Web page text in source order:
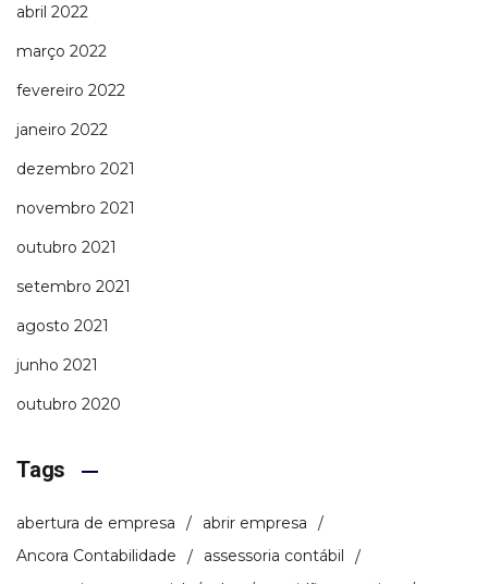
abril 2022
março 2022
fevereiro 2022
janeiro 2022
dezembro 2021
novembro 2021
outubro 2021
setembro 2021
agosto 2021
junho 2021
outubro 2020
Tags
abertura de empresa
abrir empresa
Ancora Contabilidade
assessoria contábil